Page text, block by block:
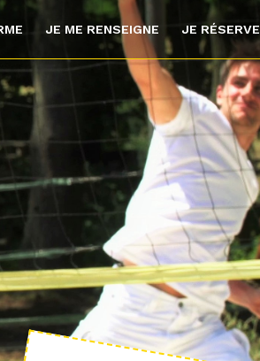
JE ME RENSEIGNE JE RÉSERVE